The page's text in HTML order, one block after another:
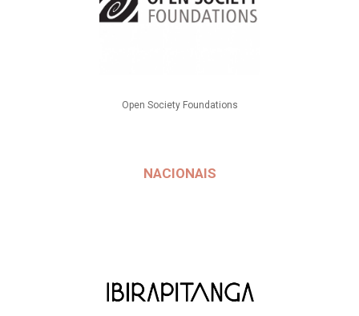
Open Society Foundations
NACIONAIS